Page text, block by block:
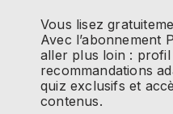
Vous lisez
Avec l’abonnement
aller plus loin : profil
recommandations
quiz exclusifs et
contenus.